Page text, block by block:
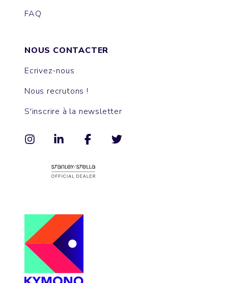
FAQ
NOUS CONTACTER
Ecrivez-nous
Nous recrutons !
S'inscrire à la newsletter